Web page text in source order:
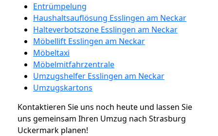
Entrümpelung
Haushaltsauflösung Esslingen am Neckar
Halteverbotszone Esslingen am Neckar
Möbellift Esslingen am Neckar
Möbeltaxi
Möbelmitfahrzentrale
Umzugshelfer Esslingen am Neckar
Umzugskartons
Kontaktieren Sie uns noch heute und lassen Sie
uns gemeinsam Ihren Umzug nach Strasburg
Uckermark planen!